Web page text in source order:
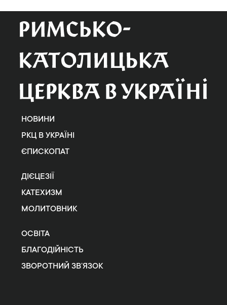
НОВИНИ
РКЦ В УКРАЇНІ
ЄПИСКОПАТ
ДІЄЦЕЗІЇ
КАТЕХИЗМ
МОЛИТОВНИК
ОСВІТА
БЛАГОДІЙНІСТЬ
ЗВОРОТНИЙ ЗВ’ЯЗОК